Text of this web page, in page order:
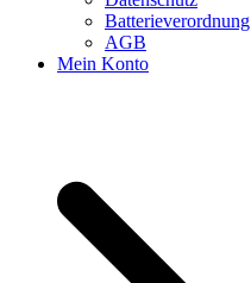
Batterieverordnung
AGB
Mein Konto